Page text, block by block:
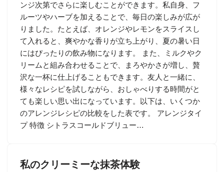
ンジ次第でさらに楽しむことができます。私自身、フ
ルーツやハーブを加えることで、毎日の楽しみが広が
りました。たとえば、オレンジやレモンをスライスし
て入れると、爽やかな香りが立ち上がり、夏の暑い日
にはぴったりの飲み物になります。 また、ミルクやク
リームと組み合わせることで、まろやかさが増し、贅
沢な一杯に仕上げることもできます。友人と一緒に、
様々なレシピを試しながら、おしゃべりする時間がと
ても楽しい思い出になっています。以下は、いくつか
のアレンジレシピの比較をした表です。 アレンジタイ
プ 特徴 シトラスコールドブリュー…
私のクリーミーな抹茶体験